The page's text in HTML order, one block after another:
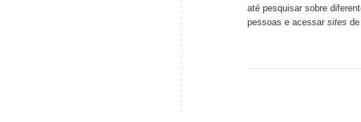
até pesquisar sobre
pessoas e acessar sites